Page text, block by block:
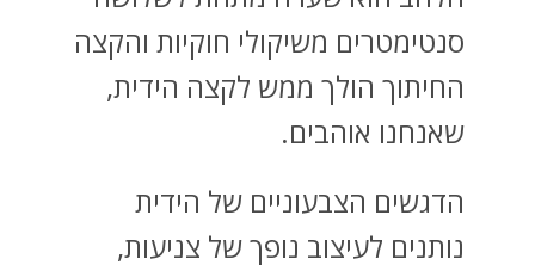
סנטימטרים משיקולי חוקיות והקצה
החיתוך הולך ממש לקצה הידית,
שאנחנו אוהבים.
הדגשים הצבעוניים של הידית
נותנים לעיצוב נופך של צניעות,